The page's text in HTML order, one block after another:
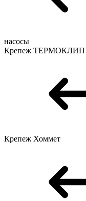
насосы
Крепеж ТЕРМОКЛИП
Крепеж Хоммет